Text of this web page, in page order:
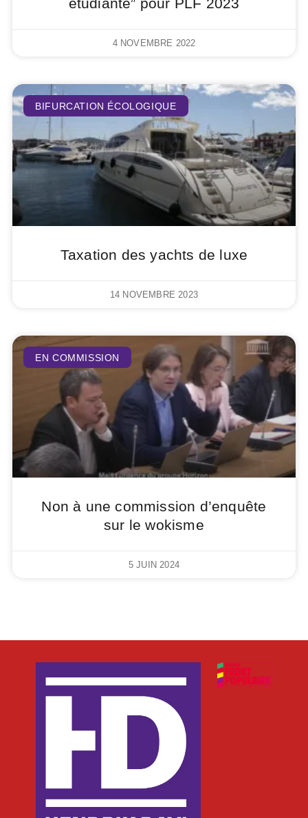
4 NOVEMBRE 2022
BIFURCATION ÉCOLOGIQUE
Taxation des yachts de luxe
14 NOVEMBRE 2023
EN COMMISSION
Non à une commission d’enquête
sur le wokisme
5 JUIN 2024